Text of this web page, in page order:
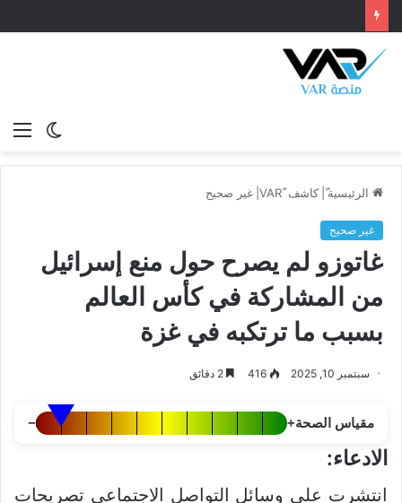
الوضع
الرئيسية كاشف VAR غير صحيح
غير صحيح
غاتوزو لم يصرح حول منع إسرائيل
من المشاركة في كأس العالم
بسبب ما ترتكبه في غزة
سبتمبر 10, 2025 416
مقياس الصحة+
−
الادعاء:
انتشرت على وسائل التواصل الاجتماعي تصريحات